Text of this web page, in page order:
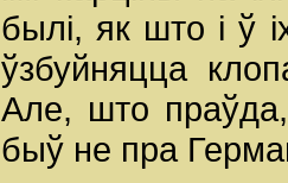
былі, як што і ў
ўзбуйняцца
Але, што
быў не пра